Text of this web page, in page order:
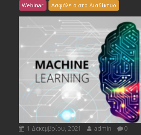
Webinar Ασφάλεια στο Διαδίκτυο
1 Δεκεμβρίου, 2021 admin 0